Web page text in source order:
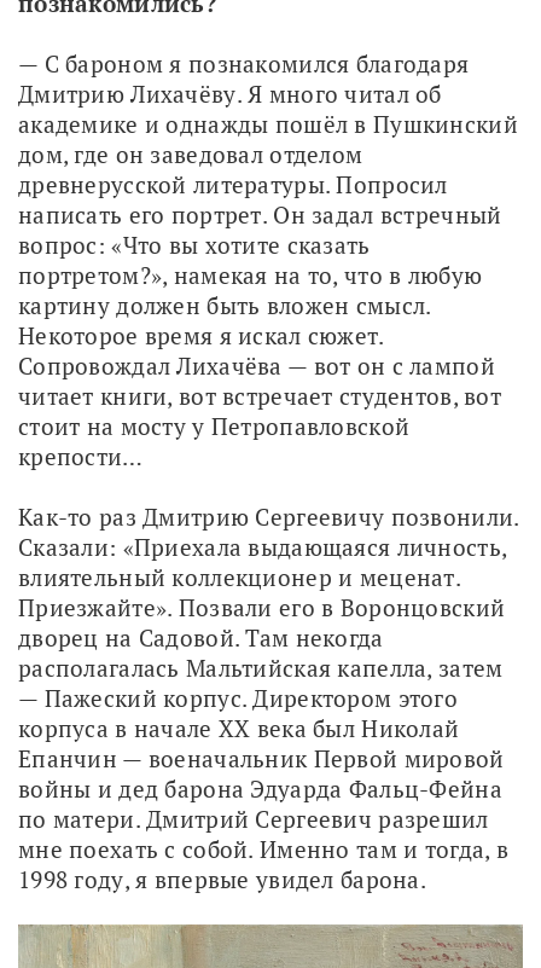
— С бароном я познакомился благодаря
Дмитрию Лихачёву. Я много читал об
академике и однажды пошёл в Пушкинский
дом, где он заведовал отделом
древнерусской литературы. Попросил
написать его портрет. Он задал встречный
вопрос: «Что вы хотите сказать
портретом?», намекая на то, что в любую
картину должен быть вложен смысл.
Некоторое время я искал сюжет.
Сопровождал Лихачёва — вот он с лампой
читает книги, вот встречает студентов, вот
стоит на мосту у Петропавловской
крепости…
Как-то раз Дмитрию Сергеевичу позвонили.
Сказали: «Приехала выдающаяся личность,
влиятельный коллекционер и меценат.
Приезжайте». Позвали его в Воронцовский
дворец на Садовой. Там некогда
располагалась Мальтийская капелла, затем
— Пажеский корпус. Директором этого
корпуса в начале XX века был Николай
Епанчин — военачальник Первой мировой
войны и дед барона Эдуарда Фальц-Фейна
по матери. Дмитрий Сергеевич разрешил
мне поехать с собой. Именно там и тогда, в
1998 году, я впервые увидел барона.